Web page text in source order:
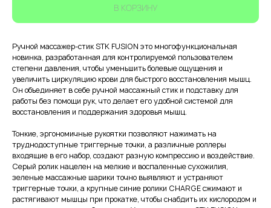
В КОРЗИНУ
Ручной массажер-стик STK FUSION это многофункциональная
новинка, разработанная для контролируемой пользователем
степени давления, чтобы уменьшить болевые ощущения и
увеличить циркуляцию крови для быстрого восстановления мышц.
Он объединяет в себе ручной массажный стик и подставку для
работы без помощи рук, что делает его удобной системой для
восстановления и поддержания здоровья мышц.
Тонкие, эргономичные рукоятки позволяют нажимать на
труднодоступные триггерные точки, а различные роллеры
входящие в его набор, создают разную компрессию и воздействие.
Серый ролик нацелен на мелкие и воспаленные сухожилия,
зеленые массажные шарики точно выявляют и устраняют
триггерные точки, а крупные синие ролики CHARGE сжимают и
растягивают мышцы при прокатке, чтобы снабдить их кислородом и